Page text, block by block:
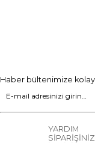
Haber bültenimize
YARDIM